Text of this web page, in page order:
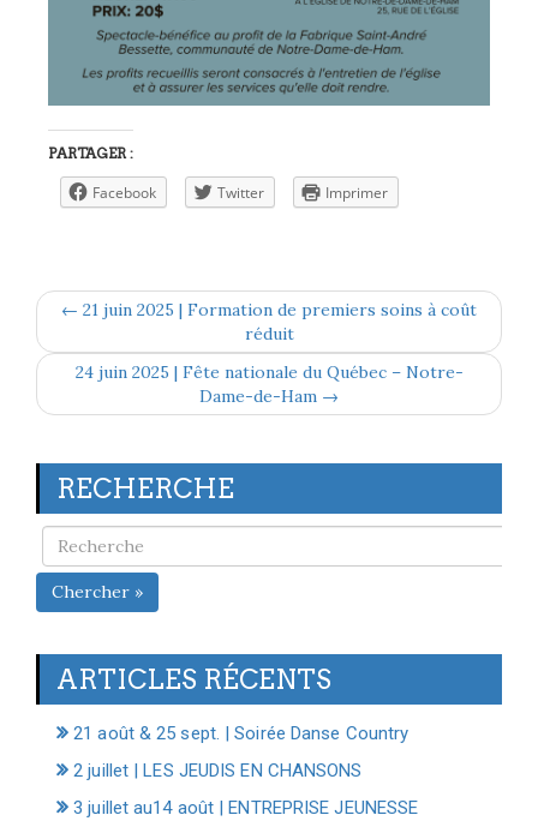
PARTAGER :
Facebook Twitter Imprimer
← 21 juin 2025 | Formation de premiers soins à coût
réduit
24 juin 2025 | Fête nationale du Québec – Notre-
Dame-de-Ham →
RECHERCHE
Chercher »
ARTICLES RÉCENTS
21 août & 25 sept. | Soirée Danse Country
2 juillet | LES JEUDIS EN CHANSONS
3 juillet au14 août | ENTREPRISE JEUNESSE